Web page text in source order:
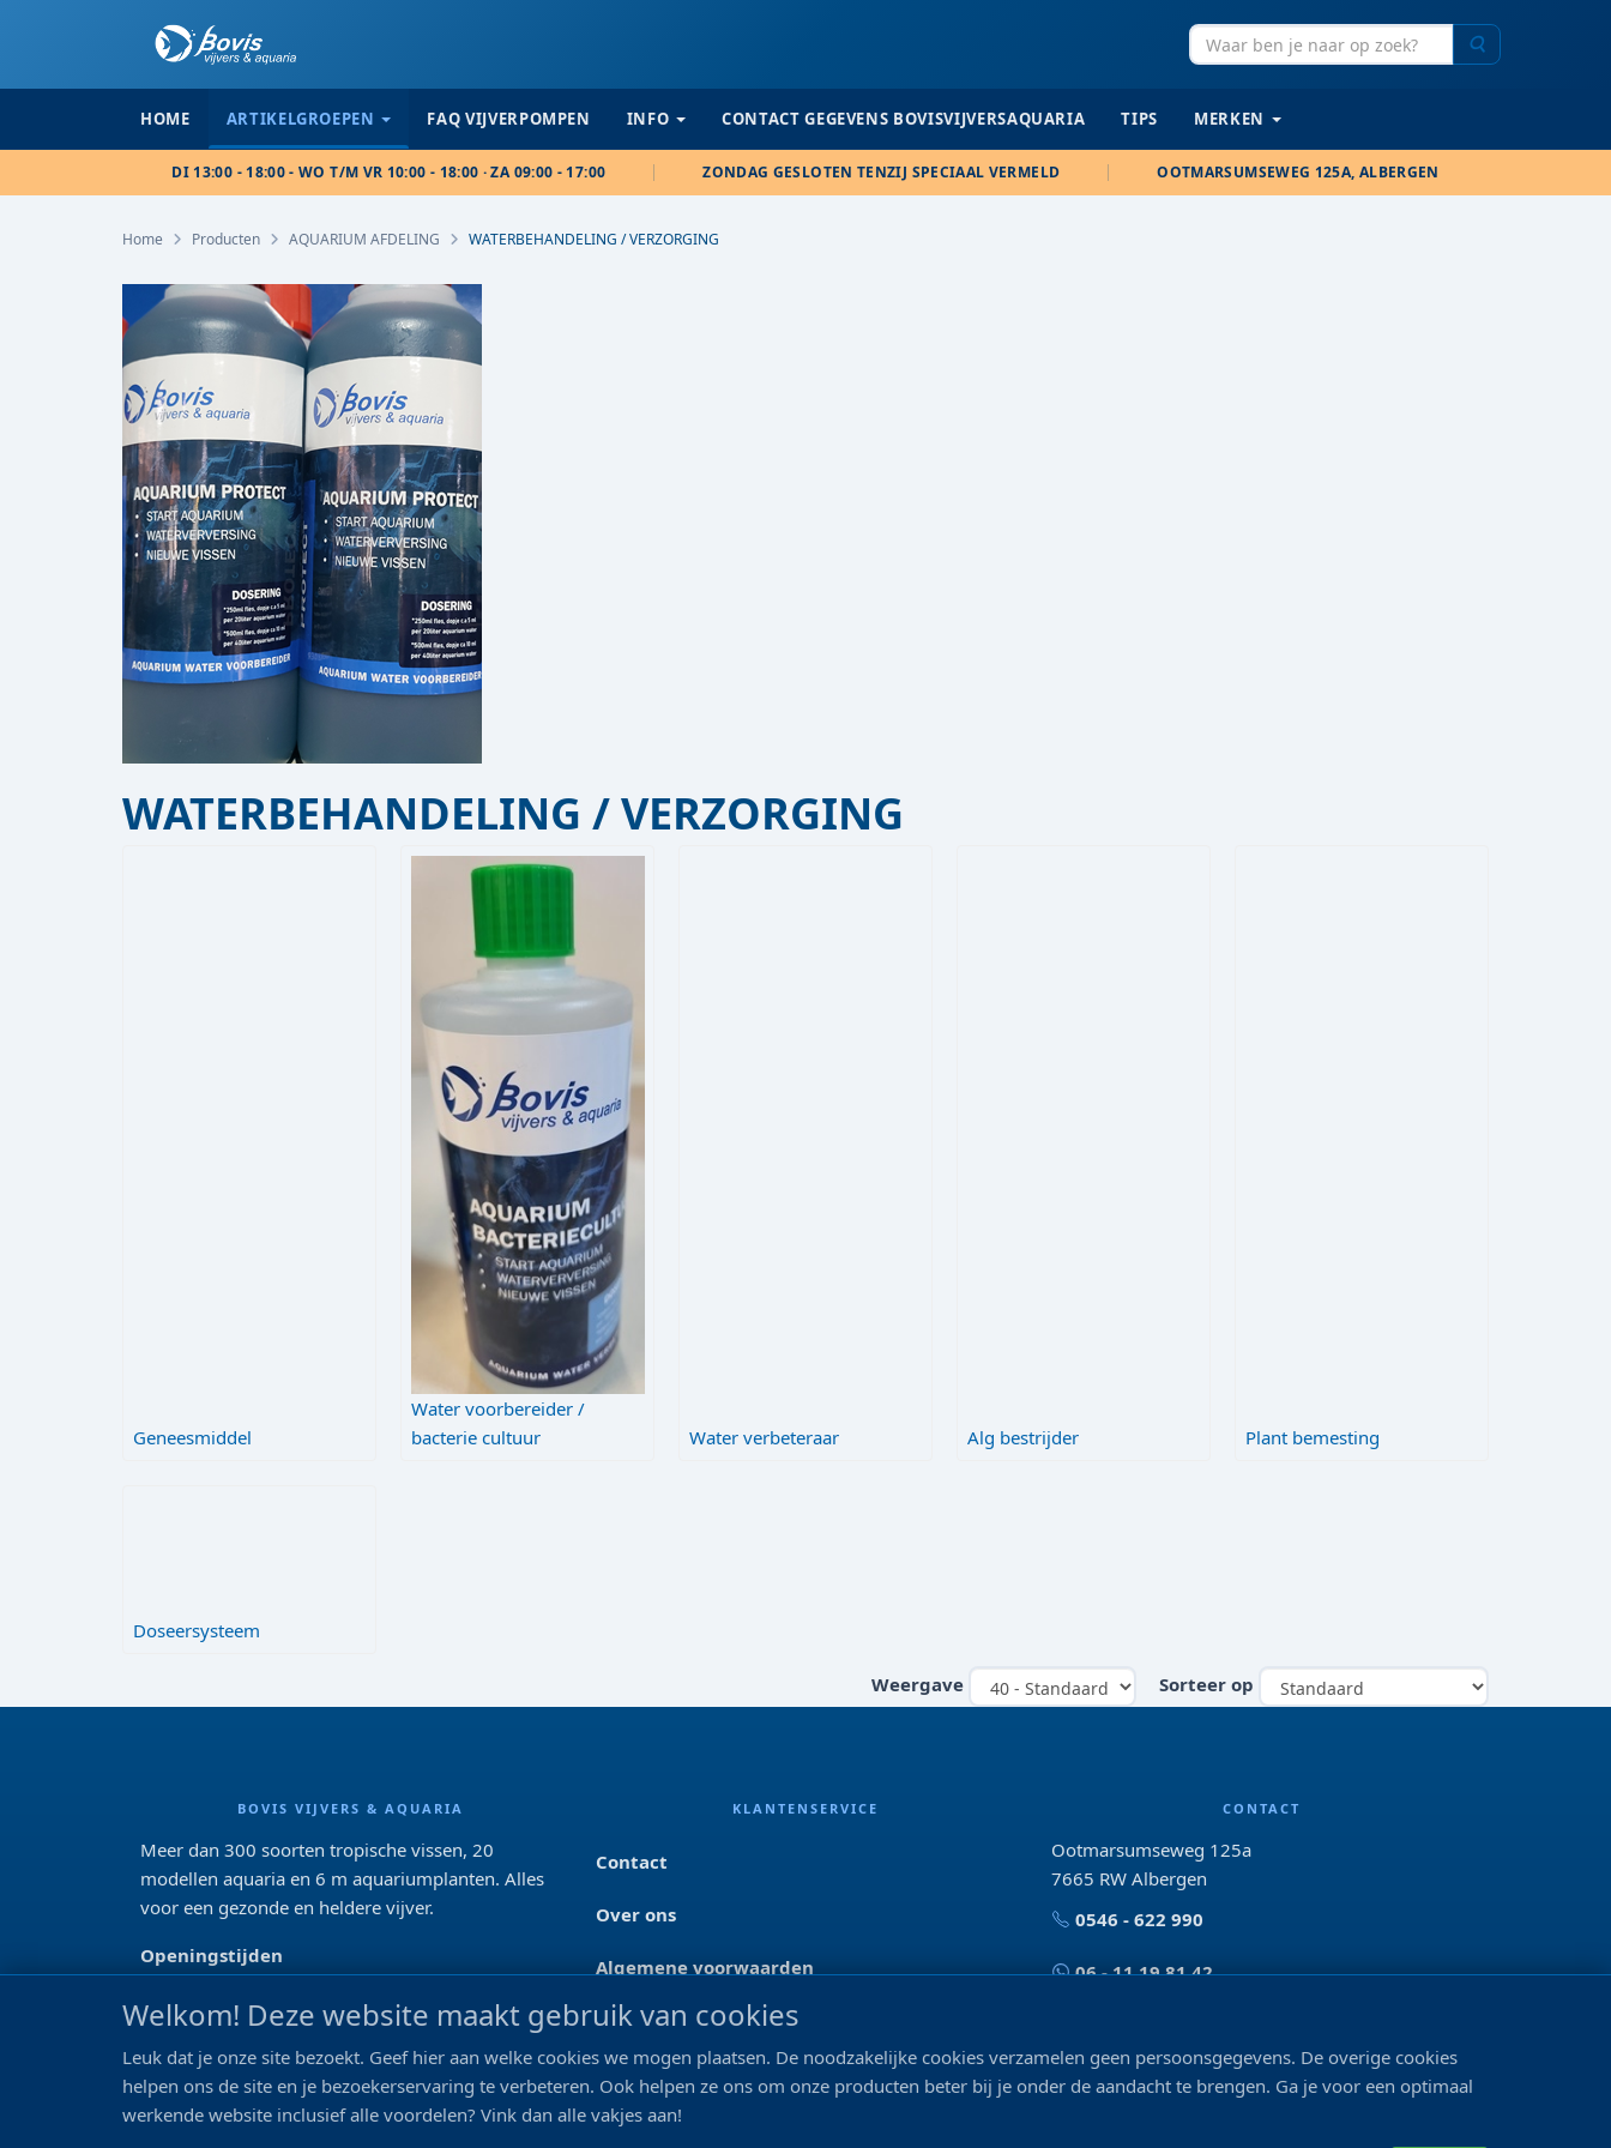
HOME ARTIKELGROEPEN FAQ VIJVERPOMPEN INFO CONTACT GEGEVENS BOVISVIJVERSAQUARIA TIPS MERKEN
DI 13:00 - 18:00 - WO T/M VR 10:00 - 18:00 · ZA 09:00 - 17:00 ZONDAG GESLOTEN TENZIJ SPECIAAL VERMELD OOTMARSUMSEWEG 125A, ALBERGEN
Home Producten AQUARIUM AFDELING WATERBEHANDELING / VERZORGING
WATERBEHANDELING / VERZORGING
Geneesmiddel
Water voorbereider /
bacterie cultuur
Water verbeteraar Alg bestrijder Plant bemesting
Doseersysteem
Weergave Sorteer op
BOVIS VIJVERS & AQUARIA
Meer dan 300 soorten tropische vissen, 20
modellen aquaria en 6 m aquariumplanten. Alles
voor een gezonde en heldere vijver.
Openingstijden
Za: 09:00 - 17:00
REVIEWS
KLANTENSERVICE
Contact
Over ons
Algemene voorwaarden
Privacyverklaring
Blog & tips
Merken
CONTACT
Ootmarsumseweg 125a
7665 RW Albergen
0546 - 622 990
06 - 11 19 81 42
VOLG ONS
Welkom! Deze website maakt gebruik van cookies
Leuk dat je onze site bezoekt. Geef hier aan welke cookies we mogen plaatsen. De noodzakelijke cookies verzamelen geen persoonsgegevens. De overige cookies
helpen ons de site en je bezoekerservaring te verbeteren. Ook helpen ze ons om onze producten beter bij je onder de aandacht te brengen. Ga je voor een optimaal
werkende website inclusief alle voordelen? Vink dan alle vakjes aan!